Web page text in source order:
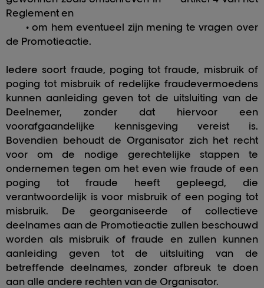
Reglement en
• om hem eventueel zijn mening te vragen over
de Promotieactie.
Iedere soort fraude, poging tot fraude, misbruik of
poging tot misbruik of redelijke fraudevermoedens
kunnen aanleiding geven tot de uitsluiting van de
Deelnemer, zonder dat hiervoor een
voorafgaandelijke kennisgeving vereist is.
Bovendien behoudt de Organisator zich het recht
voor om de nodige gerechtelijke stappen te
ondernemen tegen om het even wie fraude of een
poging tot fraude heeft gepleegd, die
verantwoordelijk is voor misbruik of een poging tot
misbruik. De georganiseerde of collectieve
deelnames aan de Promotieactie zullen beschouwd
worden als misbruik of fraude en zullen kunnen
aanleiding geven tot de uitsluiting van de
betreffende deelnames, zonder afbreuk te doen
aan alle andere rechten van de Organisator.